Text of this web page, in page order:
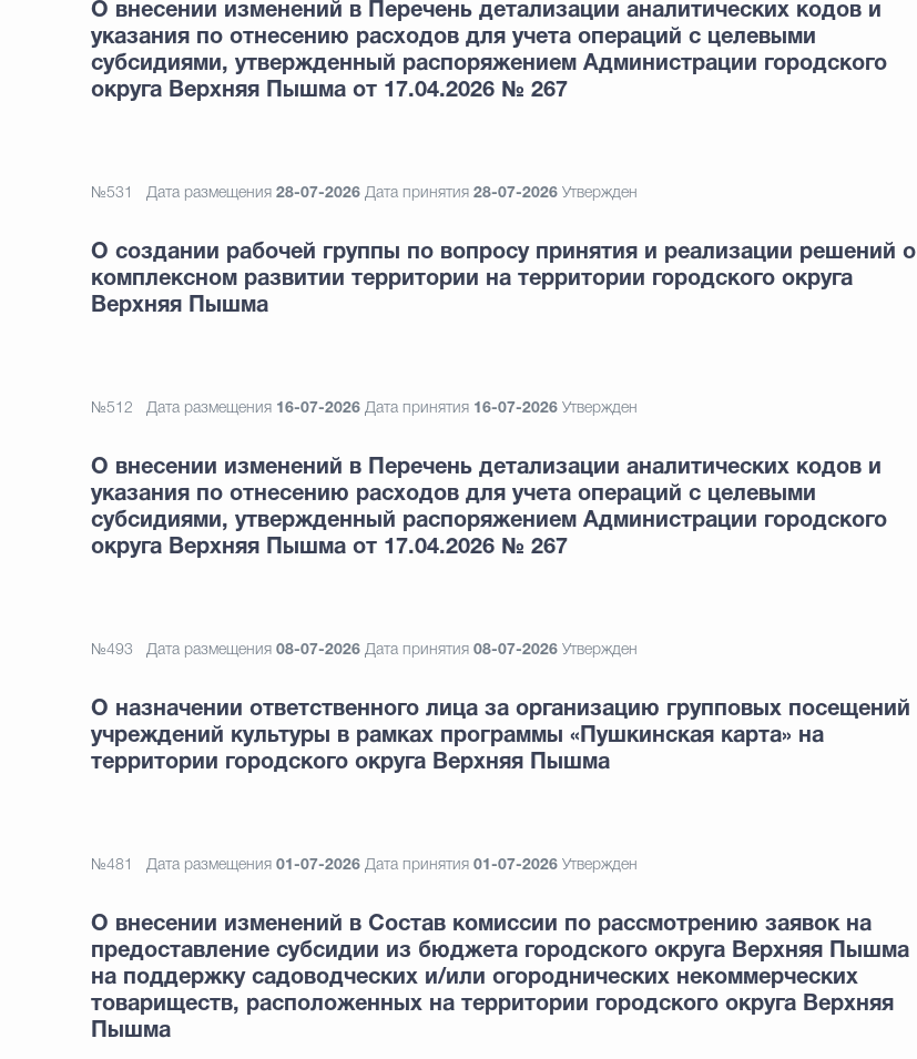
О внесении изменений в Перечень детализации аналитических кодов и
указания по отнесению расходов для учета операций с целевыми
субсидиями, утвержденный распоряжением Администрации городского
округа Верхняя Пышма от 17.04.2026 № 267
№531 Дата размещения 28-07-2026 Дата принятия 28-07-2026 Утвержден
О создании рабочей группы по вопросу принятия и реализации решений о
комплексном развитии территории на территории городского округа
Верхняя Пышма
№512 Дата размещения 16-07-2026 Дата принятия 16-07-2026 Утвержден
О внесении изменений в Перечень детализации аналитических кодов и
указания по отнесению расходов для учета операций с целевыми
субсидиями, утвержденный распоряжением Администрации городского
округа Верхняя Пышма от 17.04.2026 № 267
№493 Дата размещения 08-07-2026 Дата принятия 08-07-2026 Утвержден
О назначении ответственного лица за организацию групповых посещений
учреждений культуры в рамках программы «Пушкинская карта» на
территории городского округа Верхняя Пышма
№481 Дата размещения 01-07-2026 Дата принятия 01-07-2026 Утвержден
О внесении изменений в Состав комиссии по рассмотрению заявок на
предоставление субсидии из бюджета городского округа Верхняя Пышма
на поддержку садоводческих и/или огороднических некоммерческих
товариществ, расположенных на территории городского округа Верхняя
Пышма